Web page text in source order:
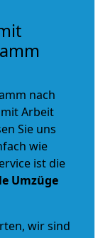
nach
Arbeit
Sie uns
wie
ist die
Umzüge
wir sind